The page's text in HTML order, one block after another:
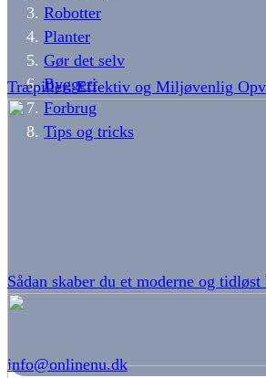
Robotter
Planter
Gør det selv
Byggeri
Forbrug
Tips og tricks
Træpiller: Effektiv og Miljøvenlig
Sådan skaber du et moderne og tidløst
info@onlinenu.dk